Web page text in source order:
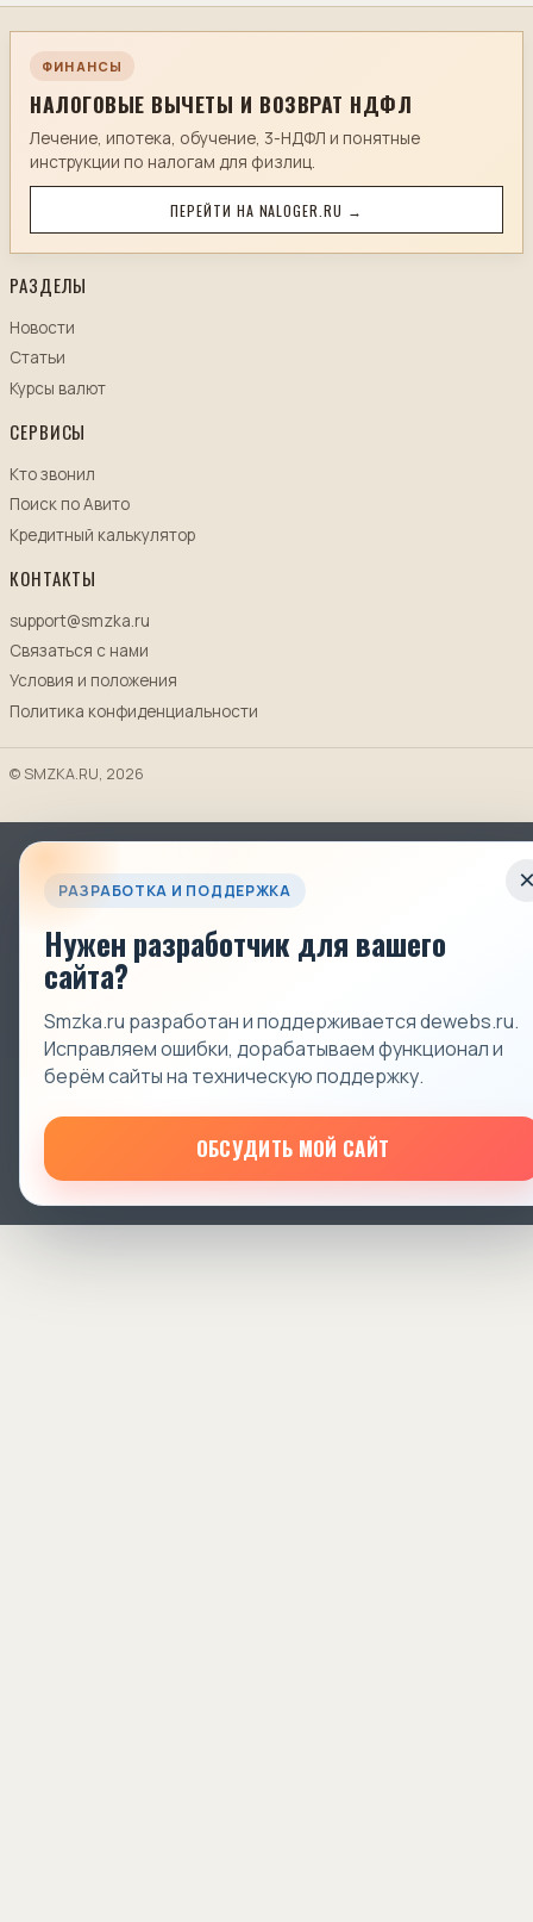
ФИНАНСЫ
НАЛОГОВЫЕ ВЫЧЕТЫ И ВОЗВРАТ НДФЛ
Лечение, ипотека, обучение, 3-НДФЛ и понятные
инструкции по налогам для физлиц.
ПЕРЕЙТИ НА NALOGER.RU →
РАЗДЕЛЫ
Новости
Статьи
Курсы валют
СЕРВИСЫ
Кто звонил
Поиск по Авито
Кредитный калькулятор
КОНТАКТЫ
support@smzka.ru
Связаться с нами
Условия и положения
Политика конфиденциальности
© SMZKA.RU, 2026
РАЗРАБОТКА И ПОДДЕРЖКА
Нужен разработчик для вашего
сайта?
Smzka.ru разработан и поддерживается dewebs.ru.
Исправляем ошибки, дорабатываем функционал и
берём сайты на техническую поддержку.
ОБСУДИТЬ МОЙ САЙТ